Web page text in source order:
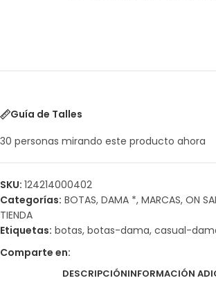
Guía de Talles
30 personas mirando este producto ahora
SKU: 124214000402
Categorías: BOTAS, DAMA *, MARCAS, ON
TIENDA
Etiquetas: botas, botas-dama, casual-
Comparte en:
DESCRIPCIÓNINFORMACIÓN